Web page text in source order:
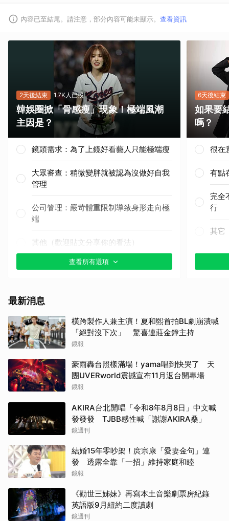
內容已至結尾。請注意，部分內容可能未顯示。 查看資訊
2天後結束 1.7K人已投
韓娛圈掀「骨感瘦」現象！極端風潮
主因是？
鏡頭需求：為了上鏡好看藝人只能極端瘦
大眾審查：稍微變胖就被認為沒做好自我
管理
公司管理：嚴苛體重限制導致身形走向極
端
其他（歡迎貼文分享你的看法）
查看所有選項
6天後結束
如果要
嗎？
很在
有點
完全
行
其它
最新消息
橫跨製作人兼主演！夏和熙首拍BL劇崩潰喊
「絕對沒下次」 驚喜連莊金鐘主持
鏡報
豪雨轟台照樣滿場！yama唱到快哭了 天
團UVERworld震撼宣布11月返台開專場
鏡報
AKIRA台北開唱「令和8年8月8日」中文喊
發發發 TJBB感性喊「謝謝AKIRA桑」
鏡週刊
結婚15年零吵架！庹宗康「愛妻金句」連
發 透露全靠「一招」維持家庭和睦
鏡報
《勸世三姊妹》再寫本土音樂劇票房紀錄
英語版9月紐約二度讀劇
鏡週刊